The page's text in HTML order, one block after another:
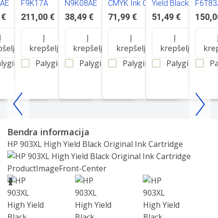
F9K17A
211,00 €
Į
krepšelį
Palyginti
N9K08AE
38,49 €
Į
krepšelį
Palyginti
CMYK Ink Cartridge
Combo 4-Pack
71,99 €
Į
krepšelį
Palyginti
Yield Black Original
Ink Cartridge
51,49 €
Į
krepšelį
Palyginti
Item
25
Bendra informacija
HP 903XL High Yield Black Original Ink Cartridge
Slide 1 of 5
❮
❯